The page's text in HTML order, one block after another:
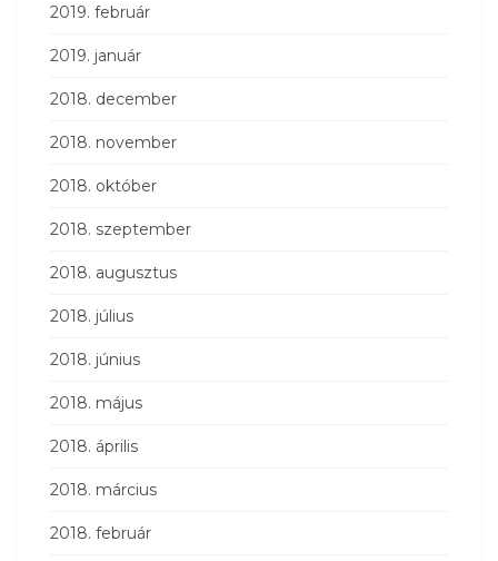
2019. február
2019. január
2018. december
2018. november
2018. október
2018. szeptember
2018. augusztus
2018. július
2018. június
2018. május
2018. április
2018. március
2018. február